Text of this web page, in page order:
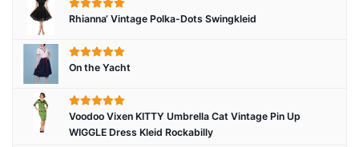
Rhianna‘ Vintage Polka-Dots Swingkleid
On the Yacht
Voodoo Vixen KITTY Umbrella Cat Vintage Pin Up
WIGGLE Dress Kleid Rockabilly